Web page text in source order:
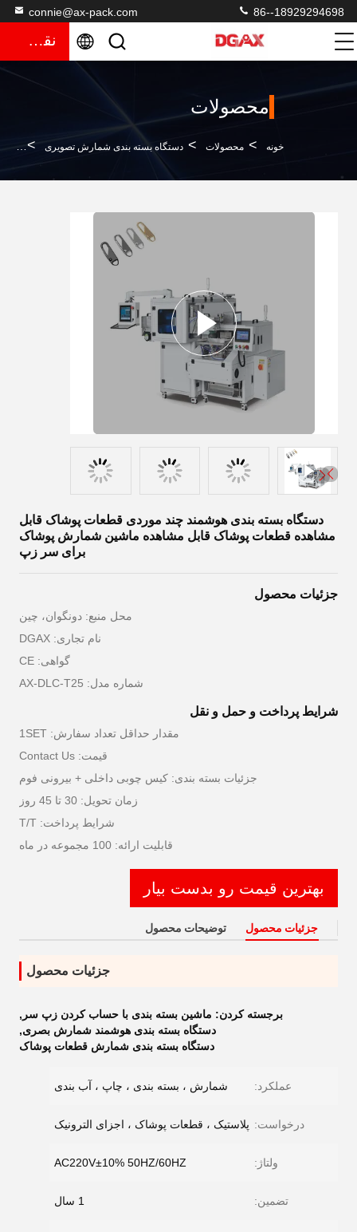
connie@ax-pack.com 86--18929294698
نقل قول
محصولات
خونه > محصولات > دستگاه بسته بندی شمارش تصویری >
دستگاه بسته بندی هوشمند چند موردی قطعات پوشاک قابل
مشاهده قطعات پوشاک قابل مشاهده ماشین شمارش پوشاک
برای سر زپ
جزئیات محصول
محل منبع: دونگوان، چین
نام تجاری: DGAX
گواهی: CE
شماره مدل: AX-DLC-T25
شرایط پرداخت و حمل و نقل
مقدار حداقل تعداد سفارش: 1SET
قیمت: Contact Us
جزئیات بسته بندی: کیس چوبی داخلی + بیرونی فوم
زمان تحویل: 30 تا 45 روز
شرایط پرداخت: T/T
قابلیت ارائه: 100 مجموعه در ماه
بهترین قیمت رو بدست بیار
جزئیات محصول توضیحات محصول
جزئیات محصول
برجسته کردن: ماشین بسته بندی با حساب کردن زپ سر ,
دستگاه بسته بندی هوشمند شمارش بصری,
دستگاه بسته بندی شمارش قطعات پوشاک
عملکرد: شمارش ، بسته بندی ، چاپ ، آب بندی
درخواست: پلاستیک ، قطعات پوشاک ، اجزای الترونیک
ولتاژ: AC220V±10% 50HZ/60HZ
تضمین: 1 سال